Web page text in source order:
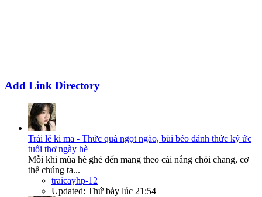
Add Link Directory
Trái lê ki ma - Thức quà ngọt ngào, bùi béo đánh thức ký ức
tuổi thơ ngày hè
Mỗi khi mùa hè ghé đến mang theo cái nắng chói chang, cơ
thể chúng ta...
traicayhp-12
Updated: Thứ bảy lúc 21:54